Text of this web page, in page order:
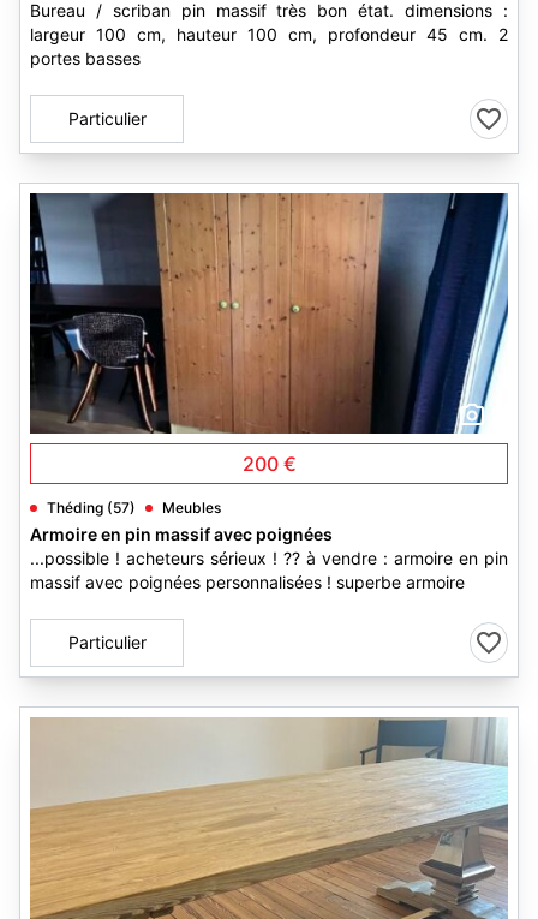
Bureau / scriban pin massif très bon état. dimensions :
largeur 100 cm, hauteur 100 cm, profondeur 45 cm. 2
portes basses
Particulier
200 €
Théding (57) Meubles
Armoire en pin massif avec poignées
...possible ! acheteurs sérieux ! ?? à vendre : armoire en pin
massif avec poignées personnalisées ! superbe armoire
Particulier